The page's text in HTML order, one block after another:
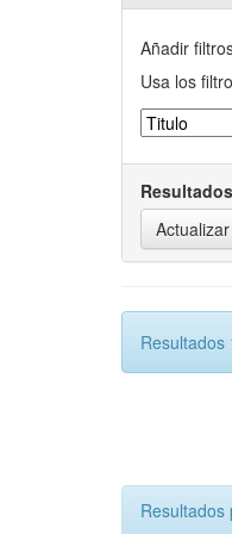
Añadir
Usa los
Resultados
Resultados